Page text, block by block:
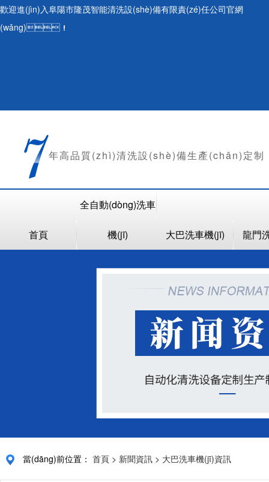
歡迎進(jìn)入阜陽市隆茂智能清洗設(shè)備有限責(zé)任公司官網
(wǎng)！
年高品質(zhì)清洗設(shè)備生產(chǎn)定制
首頁
全自動(dòng)洗車
機(jī) 大巴洗車機(jī) 龍門
當(dāng)前位置： 首頁 > 新聞資訊 > 大巴洗車機(jī)資訊